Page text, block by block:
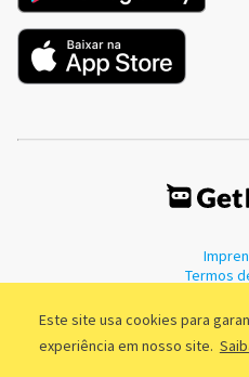
Este site usa cookies para
experiência em nosso site.
Termos